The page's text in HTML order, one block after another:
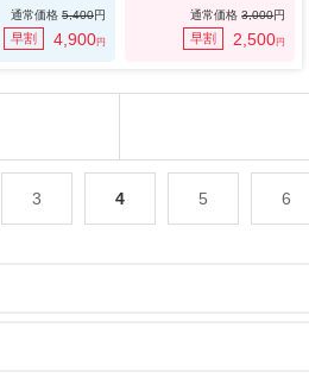
通常価格 5,400円
早割 4,900円
通常価格3,000円
早割 2,500円
3 4 5 6